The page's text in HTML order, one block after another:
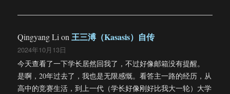
Qingyang Lion王三溥（Kasasis）自传
2024年10月13日
今天查看了一下学长居然回我了，不过好像邮箱没有提醒。
是啊，20年过去了，我也是无限感慨。看答主一路的经历，从
高中的竞赛生活，到上一代（学长好像刚好比我大一轮）大学